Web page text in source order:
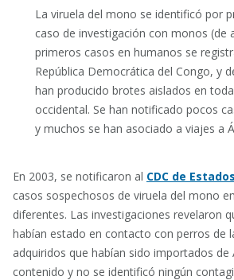
La viruela del mono se identificó por
caso de investigación con monos (de
primeros casos en humanos se
República Democrática del Congo, y
han producido brotes aislados en
occidental. Se han notificado pocos
y muchos se han asociado a viajes a
En 2003, se notificaron al CDC de
casos sospechosos de viruela del mono
diferentes. Las investigaciones revelaron
habían estado en contacto con perros de
adquiridos que habían sido importados de
contenido y no se identificó ningún